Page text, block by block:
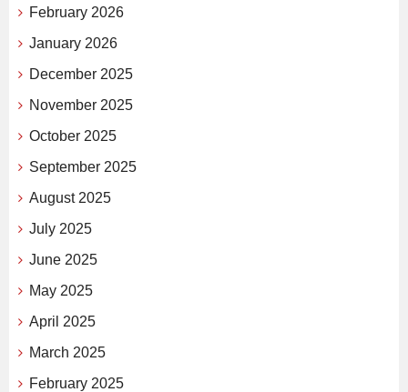
February 2026
January 2026
December 2025
November 2025
October 2025
September 2025
August 2025
July 2025
June 2025
May 2025
April 2025
March 2025
February 2025